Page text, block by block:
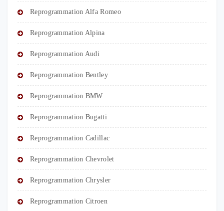
Reprogrammation Alfa Romeo
Reprogrammation Alpina
Reprogrammation Audi
Reprogrammation Bentley
Reprogrammation BMW
Reprogrammation Bugatti
Reprogrammation Cadillac
Reprogrammation Chevrolet
Reprogrammation Chrysler
Reprogrammation Citroen